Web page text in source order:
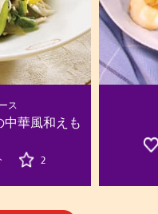
ス
中華風和えも
2